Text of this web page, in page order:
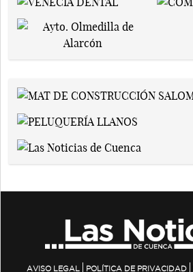
AVISO LEGAL POLÍTICA DE PRIVACIDAD